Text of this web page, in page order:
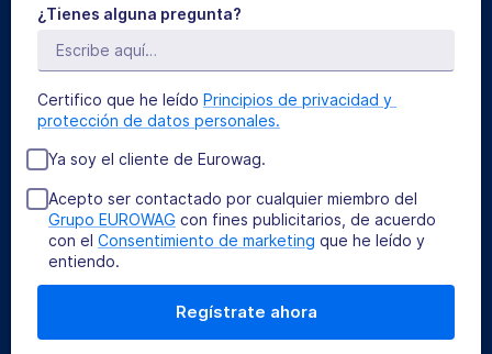
¿Tienes alguna pregunta?
Certifico que he leído Principios de privacidad y
protección de datos personales.
Ya soy el cliente de Eurowag.
Acepto ser contactado por cualquier miembro del
Grupo EUROWAG con fines publicitarios, de acuerdo
con el Consentimiento de marketing que he leído y
entiendo.